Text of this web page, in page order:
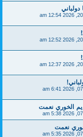
الخوري نعمت